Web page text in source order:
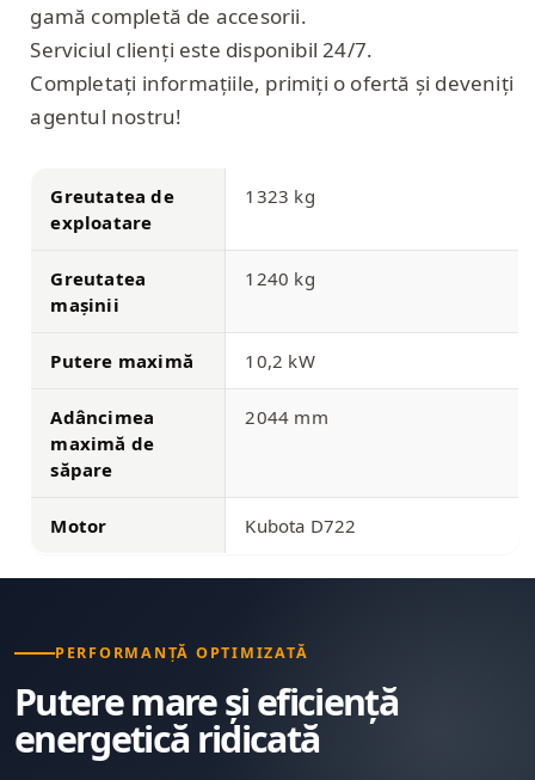
gamă completă de accesorii.
Serviciul clienți este disponibil 24/7.
Completați informațiile, primiți o ofertă și deveniți
agentul nostru!
Greutatea de
exploatare
1323 kg
Greutatea
mașinii
1240 kg
Putere maximă 10,2 kW
Adâncimea
maximă de
săpare
2044 mm
Motor Kubota D722
PERFORMANȚĂ OPTIMIZATĂ
Putere mare și eficiență
energetică ridicată